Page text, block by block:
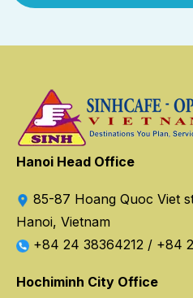
Hanoi Head Office
85-87 Hoang Quoc Viet
Hanoi, Vietnam
+84 24 38364212 / +84
Hochiminh City Office